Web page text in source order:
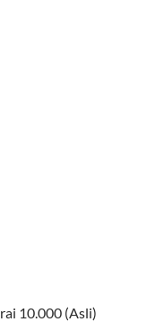
10.000 (Asli)